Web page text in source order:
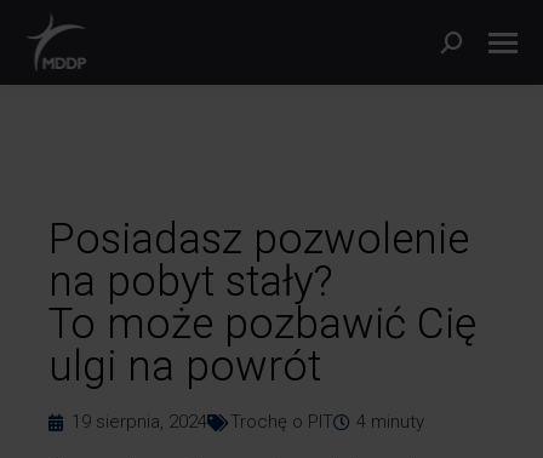
Posiadasz pozwolenie
na pobyt stały?
To może pozbawić Cię
ulgi na powrót
19 sierpnia, 2024 Trochę o PIT 4 minuty